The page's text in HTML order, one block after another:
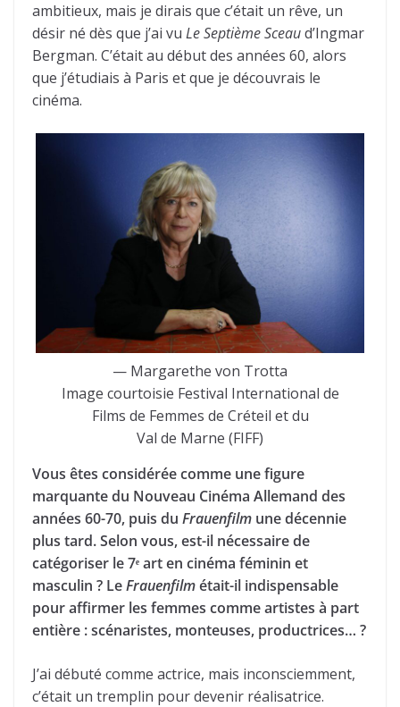
ambitieux, mais je dirais que c’était un rêve, un
désir né dès que j’ai vu Le Septième Sceaud’Ingmar
Bergman. C’était au début des années 60, alors
que j’étudiais à Paris et que je découvrais le
cinéma.
— Margarethe von Trotta
Image courtoisie Festival International de
Films de Femmes de Créteil et du
Val de Marne (FIFF)
Vous êtes considérée comme une figure
marquante du Nouveau Cinéma Allemand des
années 60-70, puis du Frauenfilm une décennie
plus tard. Selon vous, est-il nécessaire de
catégoriser le 7ᵉ art en cinéma féminin et
masculin ? LeFrauenfilmétait-il indispensable
pour affirmer les femmes comme artistes à part
entière : scénaristes, monteuses, productrices… ?
J’ai débuté comme actrice, mais inconsciemment,
c’était un tremplin pour devenir réalisatrice.